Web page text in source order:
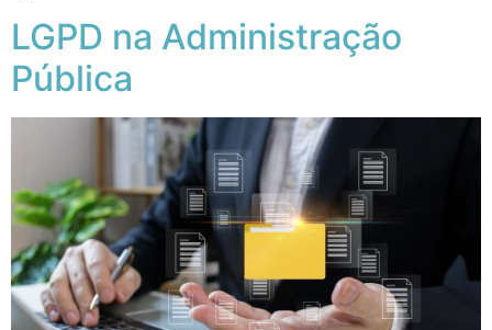
LGPD na Administração
Pública